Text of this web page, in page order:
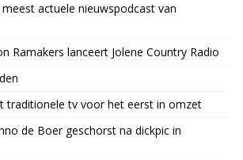
actuele nieuwspodcast van
Ramakers lanceert Jolene Country Radio
traditionele tv voor het eerst in omzet
de Boer geschorst na dickpic in